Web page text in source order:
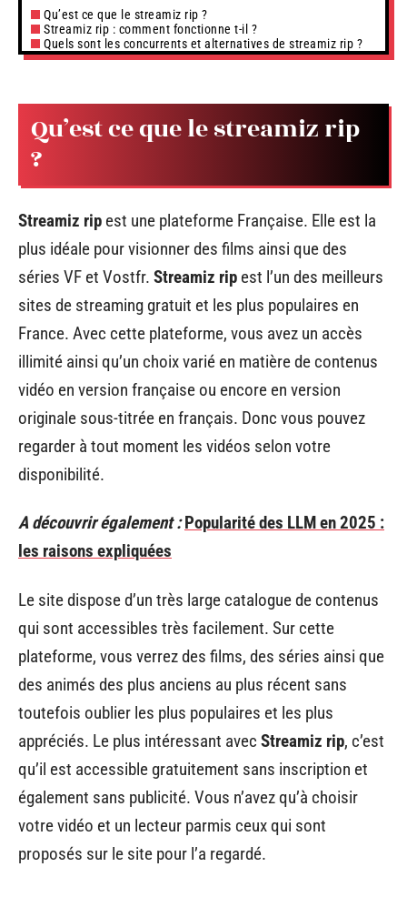
Qu’est ce que le streamiz rip ?
Streamiz rip : comment fonctionne t-il ?
Quels sont les concurrents et alternatives de streamiz rip ?
Qu’est ce que le streamiz rip
?
Streamiz rip est une plateforme Française. Elle est la
plus idéale pour visionner des films ainsi que des
séries VF et Vostfr. Streamiz rip est l’un des meilleurs
sites de streaming gratuit et les plus populaires en
France. Avec cette plateforme, vous avez un accès
illimité ainsi qu’un choix varié en matière de contenus
vidéo en version française ou encore en version
originale sous-titrée en français. Donc vous pouvez
regarder à tout moment les vidéos selon votre
disponibilité.
A découvrir également : Popularité des LLM en 2025 :
les raisons expliquées
Le site dispose d’un très large catalogue de contenus
qui sont accessibles très facilement. Sur cette
plateforme, vous verrez des films, des séries ainsi que
des animés des plus anciens au plus récent sans
toutefois oublier les plus populaires et les plus
appréciés. Le plus intéressant avec Streamiz rip, c’est
qu’il est accessible gratuitement sans inscription et
également sans publicité. Vous n’avez qu’à choisir
votre vidéo et un lecteur parmis ceux qui sont
proposés sur le site pour l’a regardé.